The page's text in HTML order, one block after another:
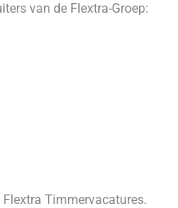
van de Flextra-Groep:
Timmervacatures.